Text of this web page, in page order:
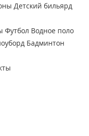
Детский бильярд
Футбол Водное поло
Бадминтон